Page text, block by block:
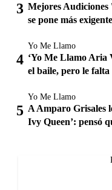
Mejores
se pone más
Yo Me Llamo
‘Yo Me Llamo Aria
el baile, pero le falta
Yo Me Llamo
A Amparo Grisales
Ivy Queen’: pensó